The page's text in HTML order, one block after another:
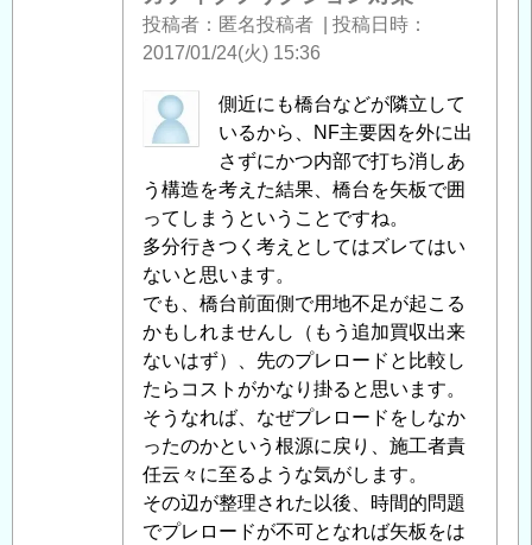
」
投稿者 匿名投稿者
投稿日時
2017/01/24(火) 15:36
匿
名
稿
者
に
よ
る
「Re:
既
設
橋
梁
支
持
杭
側近にも橋台などが隣立して
いるから、NF主要因を外に出
さずにかつ内部で打ち消しあ
う構造を考えた結果、橋台を矢板で囲
ってしまうということですね。
多分行きつく考えとしてはズレてはい
ないと思います。
でも、橋台前面側で用地不足が起こる
かもしれませんし（もう追加買収出来
ないはず）、先のプレロードと比較し
たらコストがかなり掛ると思います。
そうなれば、なぜプレロードをしなか
ったのかという根源に戻り、施工者責
任云々に至るような気がします。
その辺が整理された以後、時間的問題
でプレロードが不可となれば矢板をは